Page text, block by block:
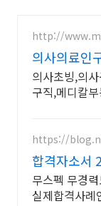
http://
의사의료인
스 의사 초
의사초빙,의
구직,메디칼
https://
합격자소서
합격의 비밀
무스펙 무경
실제합격사례